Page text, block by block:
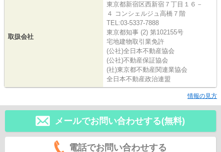
取扱会社
東京都新宿区西新宿７丁目１６－
４ コンシェルジュ高橋７階
TEL:03-5337-7888
東京都知事 (2) 第102155号
宅地建物取引業免許
(公社)全日本不動産協会
(公社)不動産保証協会
(社)東京都不動産関連業協会
全日本不動産政治連盟
情報の見方
メールでお問い合わせする(無料)
電話でお問い合わせする